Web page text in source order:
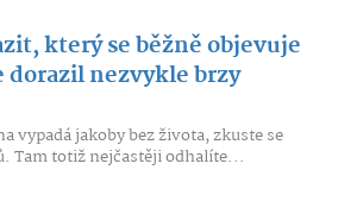
který se běžně objevuje
dorazil nezvykle brzy
vypadá jakoby bez života, zkuste se
Tam totiž nejčastěji odhalíte...